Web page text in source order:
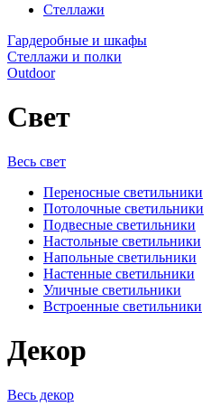
Стеллажи
Гардеробные и шкафы
Стеллажи и полки
Outdoor
Свет
Весь свет
Переносные светильники
Потолочные светильники
Подвесные светильники
Настольные светильники
Напольные светильники
Настенные светильники
Уличные светильники
Встроенные светильники
Декор
Весь декор